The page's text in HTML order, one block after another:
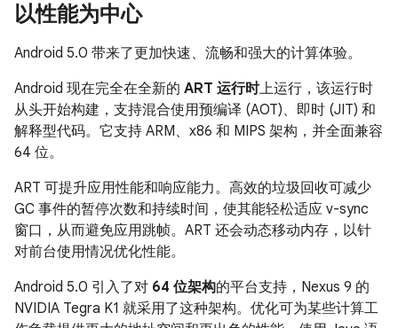
以性能为中心
Android 5.0 带来了更加快速、流畅和强大的计算体验。
Android 现在完全在全新的 ART 运行时上运行，该运行时
从头开始构建，支持混合使用预编译 (AOT)、即时 (JIT) 和
解释型代码。它支持 ARM、x86 和 MIPS 架构，并全面兼容
64 位。
ART 可提升应用性能和响应能力。高效的垃圾回收可减少
GC 事件的暂停次数和持续时间，使其能轻松适应 v-sync
窗口，从而避免应用跳帧。ART 还会动态移动内存，以针
对前台使用情况优化性能。
Android 5.0 引入了对 64 位架构的平台支持，Nexus 9 的
NVIDIA Tegra K1 就采用了这种架构。优化可为某些计算工